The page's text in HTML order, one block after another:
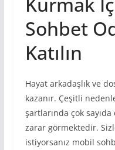
Sohbet
Katılın
Hayat arkadaşlık ve
kazanır. Çeşitli
şartlarında çok
zarar görmektedir.
istiyorsanız mobil